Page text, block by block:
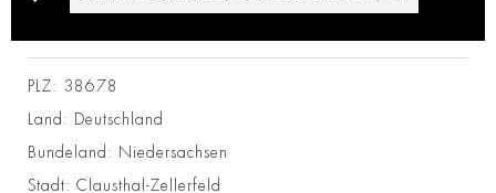
PLZ: 38678
Land: Deutschland
Bundeland: Niedersachsen
Stadt: Clausthal-Zellerfeld